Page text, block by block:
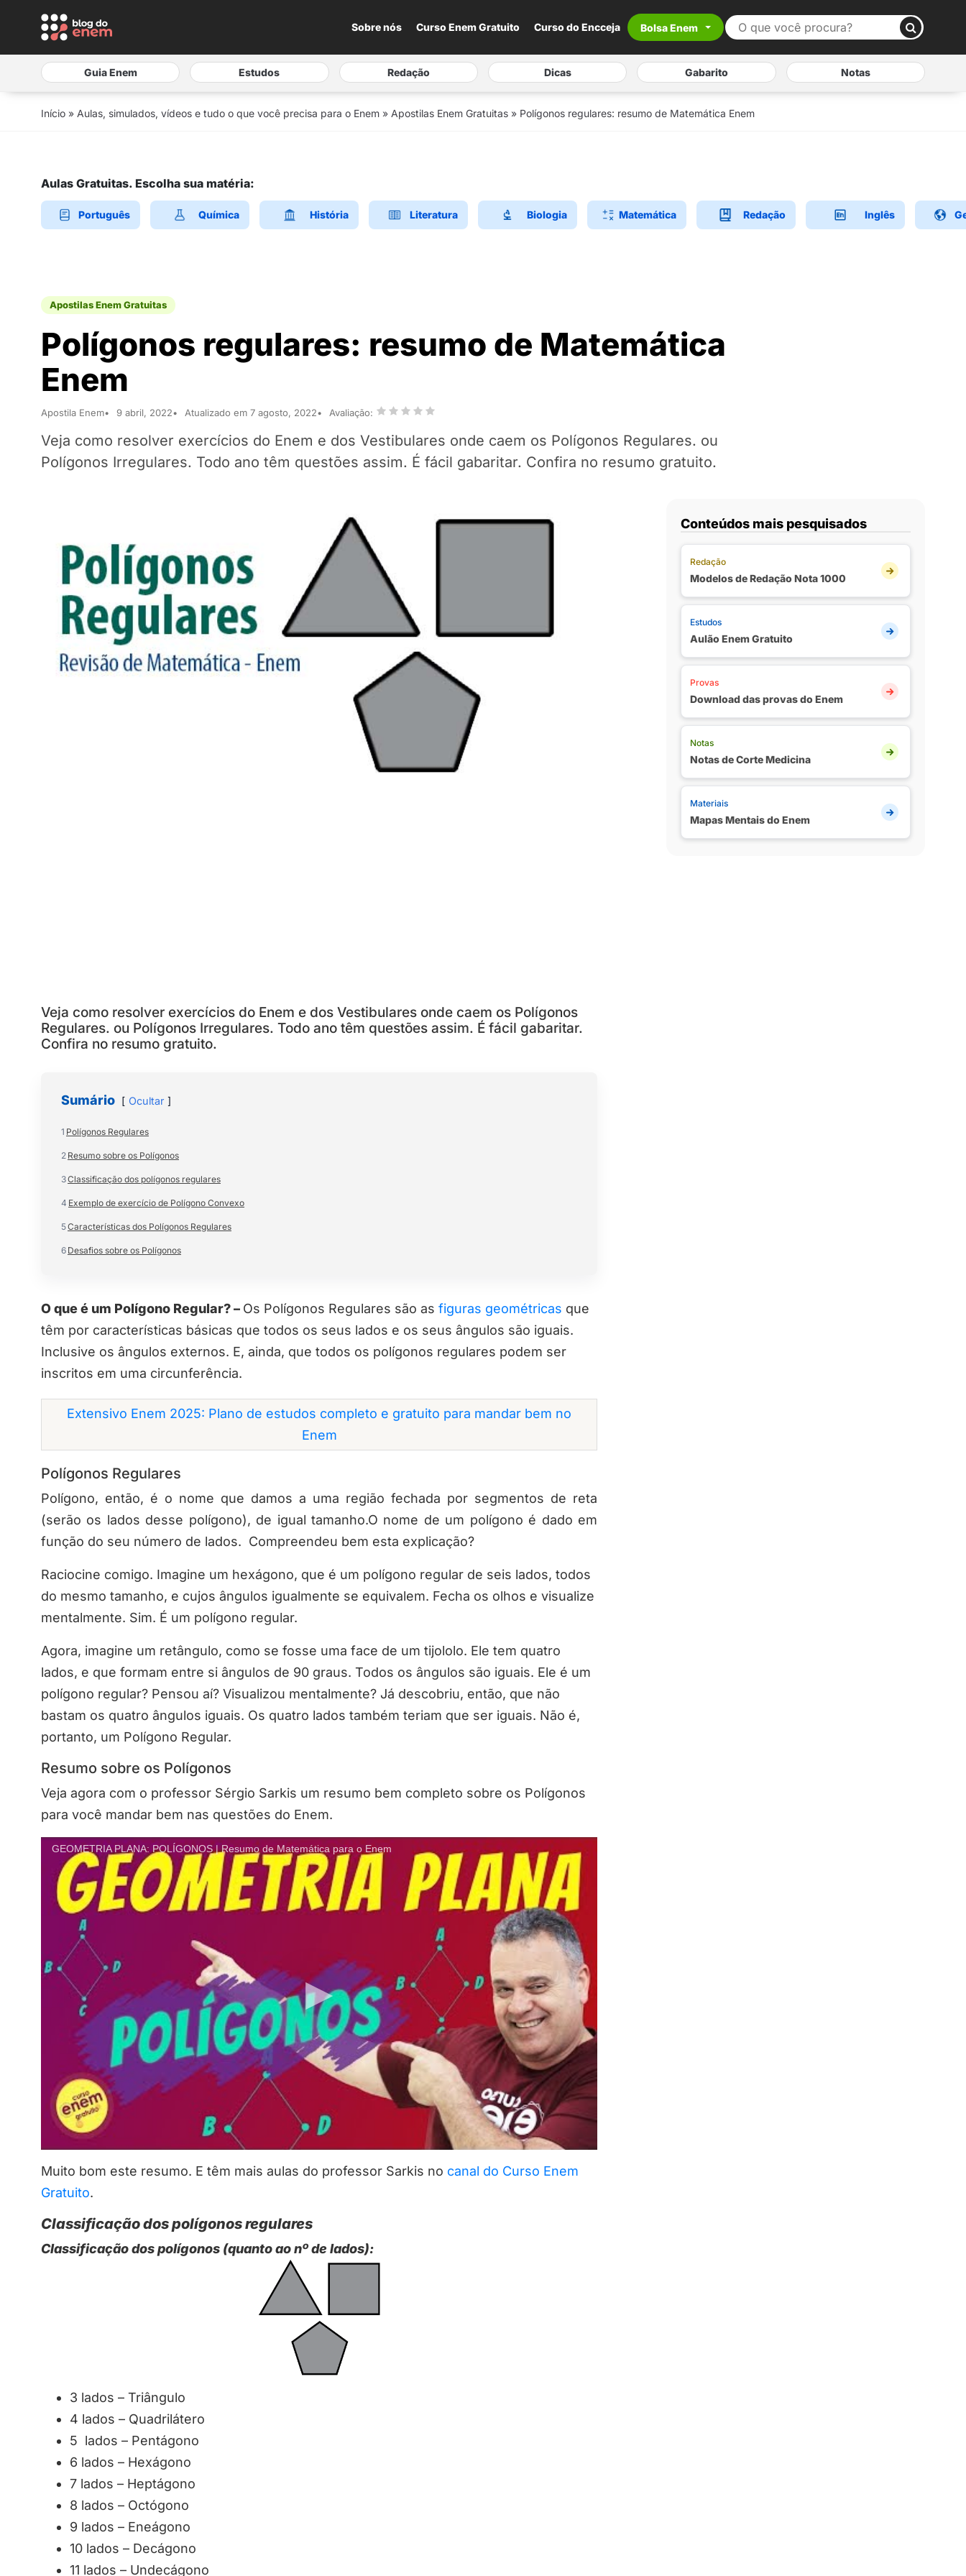
Sobre nós Curso Enem Gratuito Curso do Encceja Bolsa Enem
Guia Enem Estudos Redação Dicas Gabarito Notas
Início » Aulas, simulados, vídeos e tudo o que você precisa para o Enem » Apostilas Enem Gratuitas » Polígonos regulares: resumo de Matemática Enem
Aulas Gratuitas. Escolha sua matéria:
Português Química História Literatura Biologia Matemática Redação Inglês
Apostilas Enem Gratuitas
Polígonos regulares: resumo de Matemática
Enem
Apostila Enem 9 abril, 2022 Atualizado em 7 agosto, 2022 Avaliação:
Veja como resolver exercícios do Enem e dos Vestibulares onde caem os Polígonos Regulares. ou
Polígonos Irregulares. Todo ano têm questões assim. É fácil gabaritar. Confira no resumo gratuito.
Veja como resolver exercícios do Enem e dos Vestibulares onde caem os Polígonos
Regulares. ou Polígonos Irregulares. Todo ano têm questões assim. É fácil gabaritar.
Confira no resumo gratuito.
Sumário Ocultar
1 Polígonos Regulares
2 Resumo sobre os Polígonos
3Classificação dos polígonos regulares
4 Exemplo de exercício de Polígono Convexo
5Características dos Polígonos Regulares
6 Desafios sobre os Polígonos
O que é um Polígono Regular? – Os Polígonos Regulares são as figuras geométricas que
têm por características básicas que todos os seus lados e os seus ângulos são iguais.
Inclusive os ângulos externos. E, ainda, que todos os polígonos regulares podem ser
inscritos em uma circunferência.
Extensivo Enem 2025: Plano de estudos completo e gratuito para mandar bem no
Enem
Polígonos Regulares
Polígono, então, é o nome que damos a uma região fechada por segmentos de reta
(serão os lados desse polígono), de igual tamanho.O nome de um polígono é dado em
função do seu número de lados. Compreendeu bem esta explicação?
Raciocine comigo. Imagine um hexágono, que é um polígono regular de seis lados, todos
do mesmo tamanho, e cujos ângulos igualmente se equivalem. Fecha os olhos e visualize
mentalmente. Sim. É um polígono regular.
Agora, imagine um retângulo, como se fosse uma face de um tijololo. Ele tem quatro
lados, e que formam entre si ângulos de 90 graus. Todos os ângulos são iguais. Ele é um
polígono regular? Pensou aí? Visualizou mentalmente? Já descobriu, então, que não
bastam os quatro ângulos iguais. Os quatro lados também teriam que ser iguais. Não é,
portanto, um Polígono Regular.
Resumo sobre os Polígonos
Veja agora com o professor Sérgio Sarkis um resumo bem completo sobre os Polígonos
para você mandar bem nas questões do Enem.
GEOMETRIA PLANA: POLÍGONOS | Resumo de Matemática para o Enem
Muito bom este resumo. E têm mais aulas do professor Sarkis no canal do Curso Enem
Gratuito.
Classificação dos polígonos regulares
Classificação dos polígonos (quanto ao nº de lados):
3 lados – Triângulo
4 lados – Quadrilátero
5 lados – Pentágono
6 lados – Hexágono
7 lados – Heptágono
8 lados – Octógono
9 lados – Eneágono
10 lados – Decágono
11 lados – Undecágono
Conteúdos mais pesquisados
Redação
Modelos de Redação Nota 1000
Estudos
Aulão Enem Gratuito
Provas
Download das provas do Enem
Notas
Notas de Corte Medicina
Materiais
Mapas Mentais do Enem